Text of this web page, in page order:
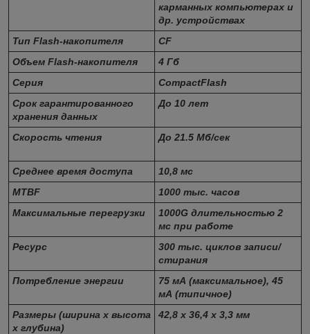
карманных компьютерах и
др. устройствах
Тип Flash-накопителя
CF
Объем Flash-накопителя
4 Гб
Серия
CompactFlash
Срок гарантированного
хранения данных
До 10 лет
Скорость чтения До 21.5 Мб/сек
Среднее время доступа
10,8 мс
MTBF
1000 тыс. часов
Максимальные перегрузки
1000G длительностью 2
мс при работе
Ресурс
300 тыс. циклов записи/
стирания
Потребление энергии
75 мА (максимальное), 45
мА (типичное)
Размеры (ширина х высота
х глубина)
42,8 x 36,4 x 3,3 мм